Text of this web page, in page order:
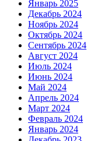
Январь 2025
Декабрь 2024
Ноябрь 2024
Октябрь 2024
Сентябрь 2024
Август 2024
Июль 2024
Июнь 2024
Май 2024
Апрель 2024
Март 2024
Февраль 2024
Январь 2024